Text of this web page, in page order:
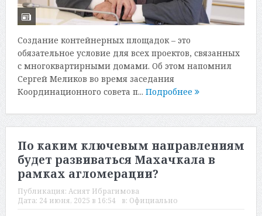
Создание контейнерных площадок – это
обязательное условие для всех проектов, связанных
с многоквартирными домами. Об этом напомнил
Сергей Меликов во время заседания
Координационного совета п... Подробнее
По каким ключевым направлениям
будет развиваться Махачкала в
рамках агломерации?
Публикация: Асият Ибрагимова
Дата: 24 июня, 2025 в 16:54 в: Официально